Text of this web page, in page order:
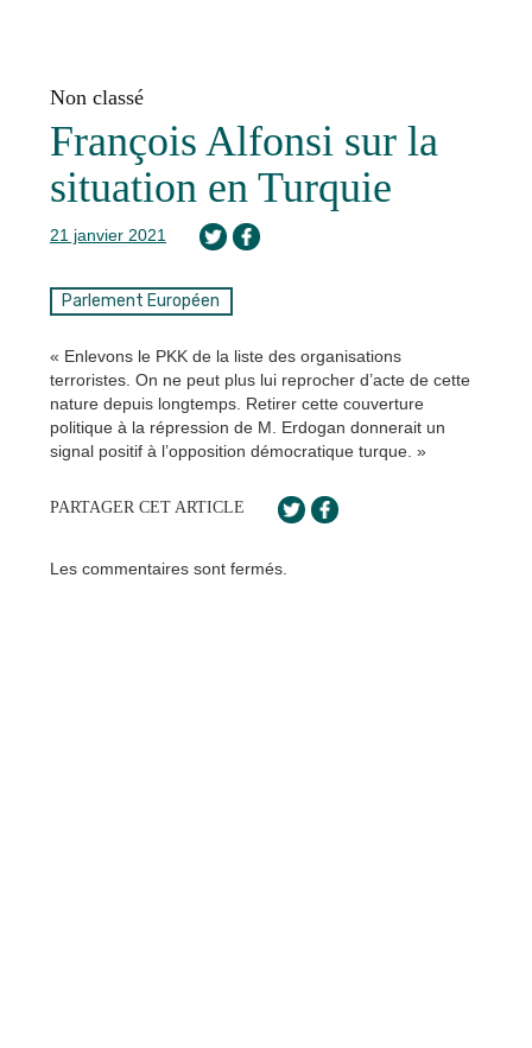
Non classé
François Alfonsi sur la
situation en Turquie
21 janvier 2021
Parlement Européen
« Enlevons le PKK de la liste des organisations
terroristes. On ne peut plus lui reprocher d’acte de cette
nature depuis longtemps. Retirer cette couverture
politique à la répression de M. Erdogan donnerait un
signal positif à l’opposition démocratique turque. »
PARTAGER CET ARTICLE
Les commentaires sont fermés.